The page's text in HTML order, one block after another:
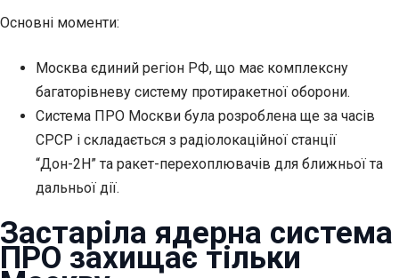
Основні моменти:
Москва єдиний регіон РФ, що має комплексну
багаторівневу систему протиракетної оборони.
Система ПРО Москви була розроблена ще за часів
СРСР і складається з радіолокаційної станції
“Дон-2Н” та ракет-перехоплювачів для ближньої та
дальньої дії.
Застаріла ядерна система
ПРО захищає тільки